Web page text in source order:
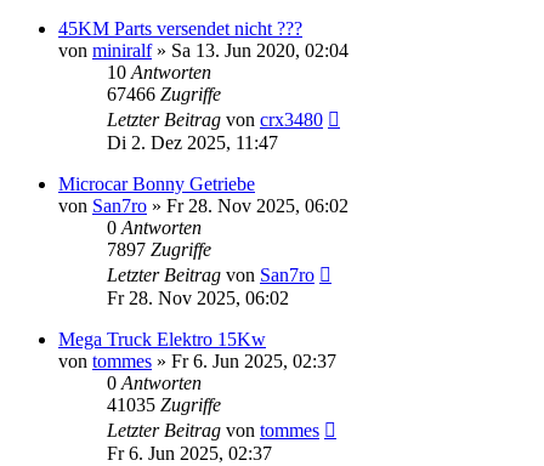
45KM Parts versendet nicht ???
von miniralf» Sa 13. Jun 2020, 02:04
10Antworten
67466 Zugriffe
Letzter Beitrag von crx3480
Di 2. Dez 2025, 11:47
Microcar Bonny Getriebe
von San7ro » Fr 28. Nov 2025, 06:02
0Antworten
7897 Zugriffe
Letzter Beitrag von San7ro
Fr 28. Nov 2025, 06:02
Mega Truck Elektro 15Kw
von tommes » Fr 6. Jun 2025, 02:37
0Antworten
41035 Zugriffe
Letzter Beitrag von tommes
Fr 6. Jun 2025, 02:37